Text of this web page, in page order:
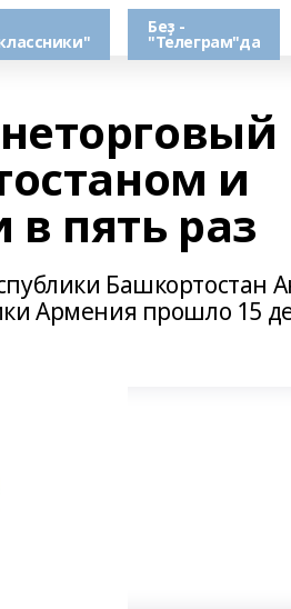
Беҙ -
"Телеграм"да
и
пять раз
Башкортостан
Армения прошло 15